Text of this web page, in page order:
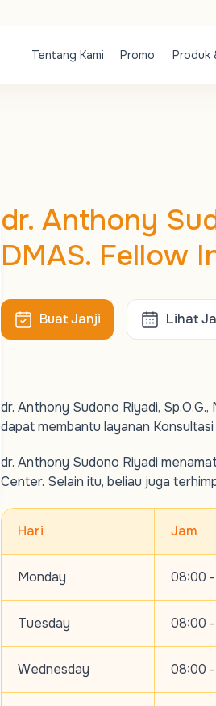
Tentang Kami Promo Produk
dr. Anthony
DMAS. Fellow
Buat Janji Lihat
dr. Anthony Sudono Riyadi,
dapat membantu layanan
dr. Anthony Sudono Riyadi
Center. Selain itu, beliau juga
Hari Jam
Monday 08:00
Tuesday 08:00
Wednesday 08:00